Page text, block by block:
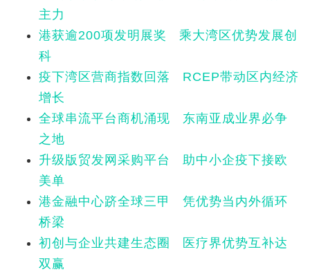
主力
港获逾200项发明展奖 乘大湾区优势发展创
科
疫下湾区营商指数回落 RCEP带动区内经济
增长
全球串流平台商机涌现 东南亚成业界必争
之地
升级版贸发网采购平台 助中小企疫下接欧
美单
港金融中心跻全球三甲 凭优势当内外循环
桥梁
初创与企业共建生态圈 医疗界优势互补达
双赢